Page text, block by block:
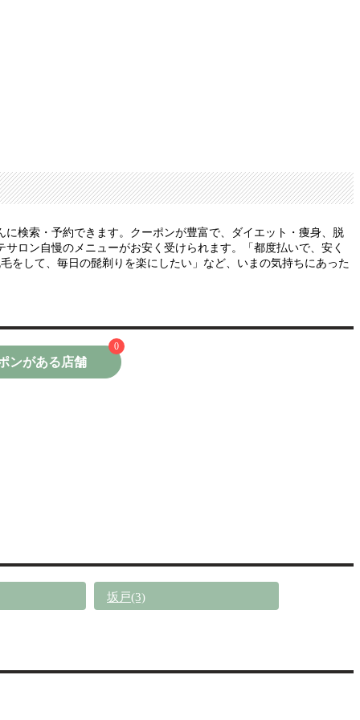
検索・予約できます。クーポンが豊富で、ダイエット・痩身、脱
ロン自慢のメニューがお安く受けられます。「都度払いで、安く
をして、毎日の髭剃りを楽にしたい」など、いまの気持ちにあった
ンがある店舗
0
坂戸(3)